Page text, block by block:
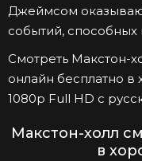
Джеймсом
событий, способных
Смотреть Макстон-
онлайн бесплатно
1080p Full HD с
Макстон-холл
в